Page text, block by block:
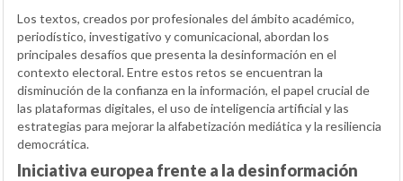
Los textos, creados por profesionales del ámbito académico,
periodístico, investigativo y comunicacional, abordan los
principales desafíos que presenta la desinformación en el
contexto electoral. Entre estos retos se encuentran la
disminución de la confianza en la información, el papel crucial de
las plataformas digitales, el uso de inteligencia artificial y las
estrategias para mejorar la alfabetización mediática y la resiliencia
democrática.
Iniciativa europea frente a la desinformación